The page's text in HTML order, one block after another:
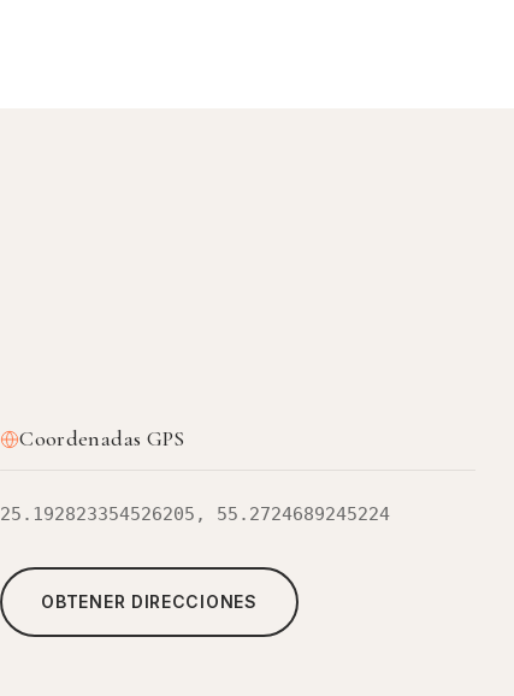
Coordenadas GPS
25.192823354526205, 55.2724689245224
OBTENER DIRECCIONES